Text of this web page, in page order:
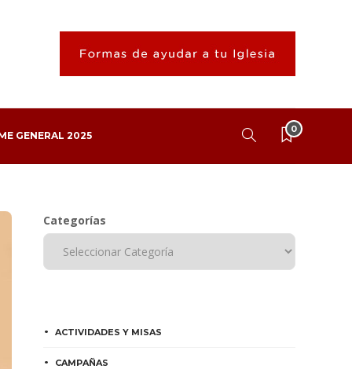
GENERAL 2025
0
Categorías
ACTIVIDADES Y MISAS
CAMPAÑAS